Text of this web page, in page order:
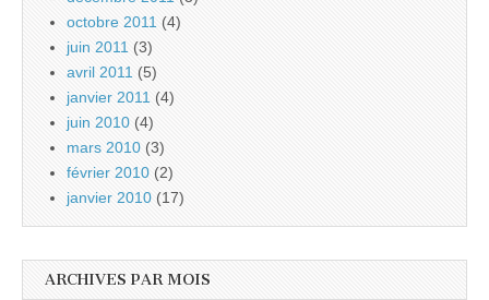
octobre 2011 (4)
juin 2011 (3)
avril 2011 (5)
janvier 2011 (4)
juin 2010 (4)
mars 2010 (3)
février 2010 (2)
janvier 2010 (17)
ARCHIVES PAR MOIS